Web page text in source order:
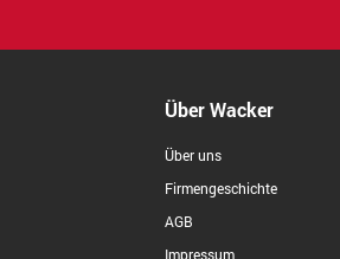
Über Wacker
Über uns
Firmengeschichte
AGB
Impressum